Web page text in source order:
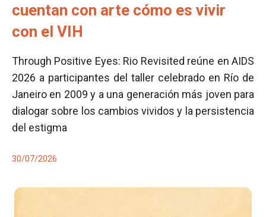
cuentan con arte cómo es vivir
con el VIH
Through Positive Eyes: Rio Revisited reúne en AIDS
2026 a participantes del taller celebrado en Río de
Janeiro en 2009 y a una generación más joven para
dialogar sobre los cambios vividos y la persistencia
del estigma
30/07/2026